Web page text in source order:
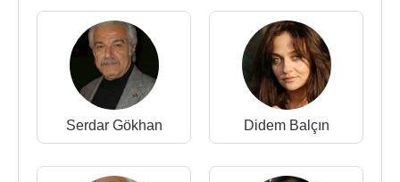
Serdar Gökhan Didem Balçın